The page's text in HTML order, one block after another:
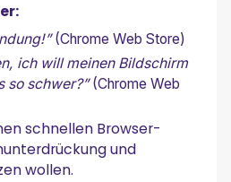
(Chrome Web Store)
ich will meinen Bildschirm
so schwer?”(Chrome Web
schnellen Browser-
und
wollen.